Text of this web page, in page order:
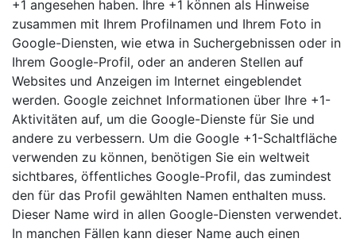
+1 angesehen haben. Ihre +1 können als Hinweise
zusammen mit Ihrem Profilnamen und Ihrem Foto in
Google-Diensten, wie etwa in Suchergebnissen oder in
Ihrem Google-Profil, oder an anderen Stellen auf
Websites und Anzeigen im Internet eingeblendet
werden. Google zeichnet Informationen über Ihre +1-
Aktivitäten auf, um die Google-Dienste für Sie und
andere zu verbessern. Um die Google +1-Schaltfläche
verwenden zu können, benötigen Sie ein weltweit
sichtbares, öffentliches Google-Profil, das zumindest
den für das Profil gewählten Namen enthalten muss.
Dieser Name wird in allen Google-Diensten verwendet.
In manchen Fällen kann dieser Name auch einen